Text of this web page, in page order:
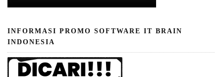
INFORMASI PROMO SOFTWARE IT BRAIN
INDONESIA